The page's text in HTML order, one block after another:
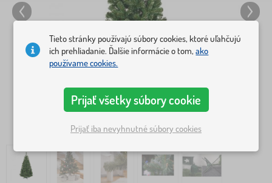
Tieto stránky používajú súbory cookies, ktoré uľahčujú
ich prehliadanie. Ďalšie informácie o tom,ako
používame cookies.
Prijať všetky súbory cookie
Prijať iba nevyhnutné súbory cookies